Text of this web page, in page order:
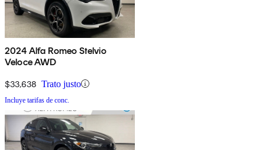
2024 Alfa Romeo Stelvio
Veloce AWD
$33,638 Trato justo
Incluye tarifas de conc.